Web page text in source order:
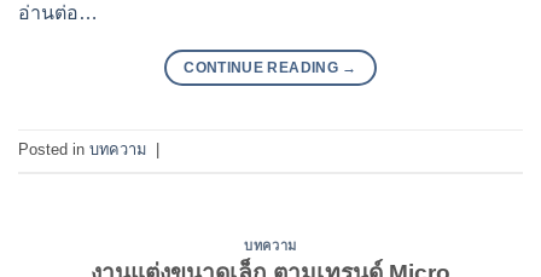
อ่านต่อ…
CONTINUE READING →
Posted in บทความ
บทความ